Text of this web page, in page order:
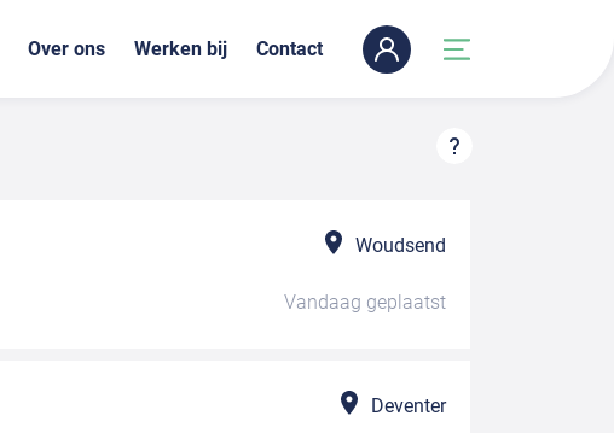
Over ons Werken bij Contact
Woudsend
Vandaag geplaatst
Deventer